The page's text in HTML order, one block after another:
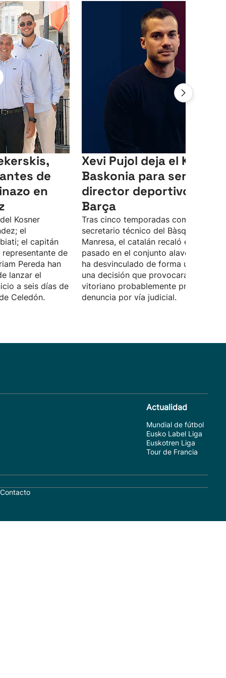
de
en
Kosner
el
el capitán
representante de
Pereda han
lanzar el
a seis días de
Celedón.
Xevi Pujol deja el Kosner
Baskonia para ser
director deportivo del
Barça
Tras cinco temporadas como
secretario técnico del Bàsquet
Manresa, el catalán recaló el curso
pasado en el conjunto alavés. Pujol
ha desvinculado de forma unilateral,
una decisión que provocará que el
vitoriano probablemente presente
denuncia por vía judicial.
Actualidad
Mundial de fútbol
Eusko Label Liga
Euskotren Liga
Tour de Francia
Contacto